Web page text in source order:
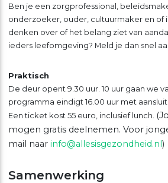
Ben je een zorgprofessional,
onderzoeker, ouder, cultuurmaker en of
denken over of het belang ziet van
ieders leefomgeving? Meld je dan snel
Praktisch
De deur opent 9.30 uur. 10 uur gaan we
programma eindigt 16.00 uur met
Een ticket kost 55 euro, inclusief lunch.
mogen gratis deelnemen. Voor
mail naar info@allesisgezondheid.nl)
Samenwerking